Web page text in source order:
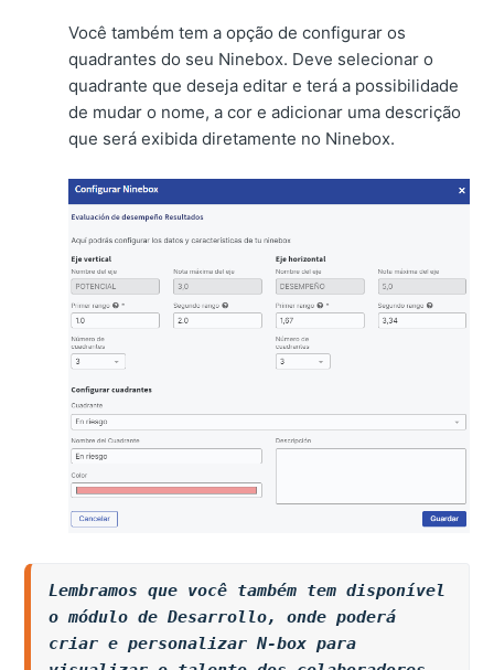
Você também tem a opção de configurar os
quadrantes do seu Ninebox. Deve selecionar o
quadrante que deseja editar e terá a possibilidade
de mudar o nome, a cor e adicionar uma descrição
que será exibida diretamente no Ninebox.
Lembramos que você também tem disponível
o módulo de Desarrollo, onde poderá
criar e personalizar N-box para